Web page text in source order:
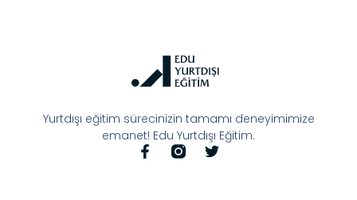
Yurtdışı eğitim sürecinizin tamamı deneyimimize
emanet! Edu Yurtdışı Eğitim.